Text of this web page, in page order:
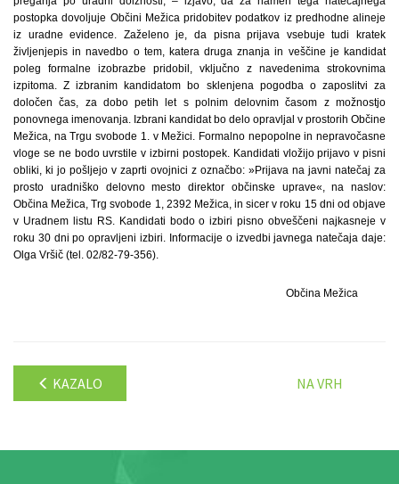
postopka dovoljuje Občini Mežica pridobitev podatkov iz predhodne alineje
iz uradne evidence. Zaželeno je, da pisna prijava vsebuje tudi kratek
življenjepis in navedbo o tem, katera druga znanja in veščine je kandidat
poleg formalne izobrazbe pridobil, vključno z navedenima strokovnima
izpitoma. Z izbranim kandidatom bo sklenjena pogodba o zaposlitvi za
določen čas, za dobo petih let s polnim delovnim časom z možnostjo
ponovnega imenovanja. Izbrani kandidat bo delo opravljal v prostorih Občine
Mežica, na Trgu svobode 1. v Mežici. Formalno nepopolne in nepravočasne
vloge se ne bodo uvrstile v izbirni postopek. Kandidati vložijo prijavo v pisni
obliki, ki jo pošljejo v zaprti ovojnici z označbo: »Prijava na javni natečaj za
prosto uradniško delovno mesto direktor občinske uprave«, na naslov:
Občina Mežica, Trg svobode 1, 2392 Mežica, in sicer v roku 15 dni od objave
v Uradnem listu RS. Kandidati bodo o izbiri pisno obveščeni najkasneje v
roku 30 dni po opravljeni izbiri. Informacije o izvedbi javnega natečaja daje:
Olga Vršič (tel. 02/82-79-356).
Občina Mežica
KAZALO NA VRH